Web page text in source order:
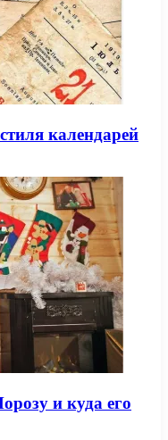
календарей
и куда его